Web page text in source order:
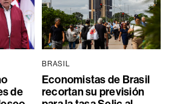
de
BRASIL
Economistas de Brasil
recortan su previsión